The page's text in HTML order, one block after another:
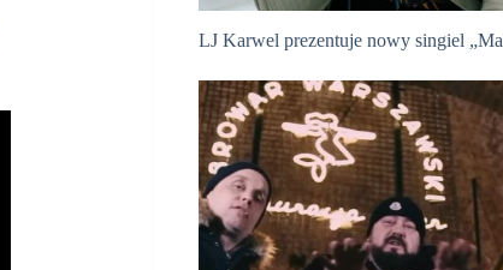
LJ Karwel prezentuje nowy singiel